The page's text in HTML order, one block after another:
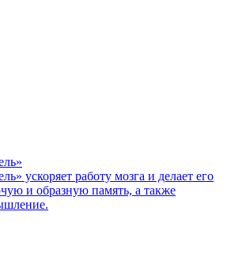
ускоряет работу мозга и делает его
и образную память, а также